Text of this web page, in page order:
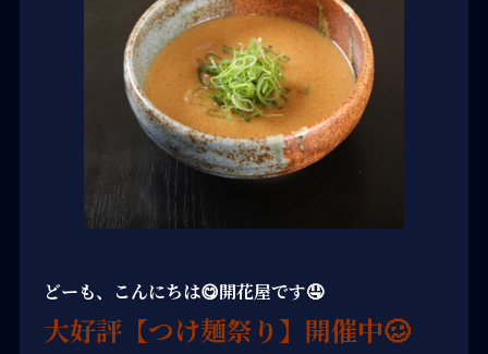
どーも、こんにちは😋開花屋です🤤
大好評【つけ麺祭り】開催中🥴